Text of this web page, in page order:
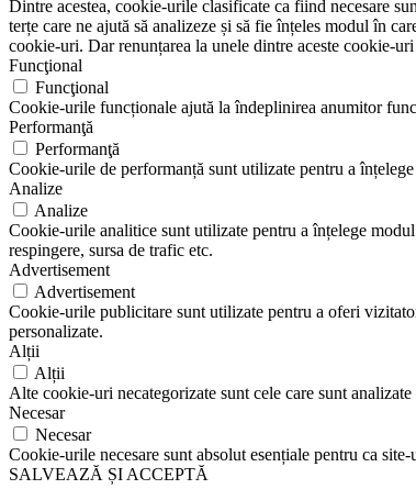
Dintre acestea, cookie-urile clasificate ca fiind necesare
terțe care ne ajută să analizeze și să fie înțeles modul în
cookie-uri. Dar renunțarea la unele dintre aceste cookie-
Funcţional
Funcţional
Cookie-urile funcționale ajută la îndeplinirea anumitor
Performanţă
Performanţă
Cookie-urile de performanță sunt utilizate pentru a
Analize
Analize
Cookie-urile analitice sunt utilizate pentru a înțelege
respingere, sursa de trafic etc.
Advertisement
Advertisement
Cookie-urile publicitare sunt utilizate pentru a oferi
personalizate.
Alții
Alții
Alte cookie-uri necategorizate sunt cele care sunt
Necesar
Necesar
Cookie-urile necesare sunt absolut esențiale pentru ca
SALVEAZĂ ȘI ACCEPTĂ